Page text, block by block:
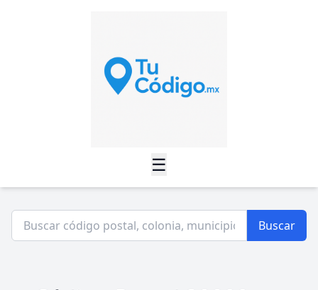
☰
Buscar